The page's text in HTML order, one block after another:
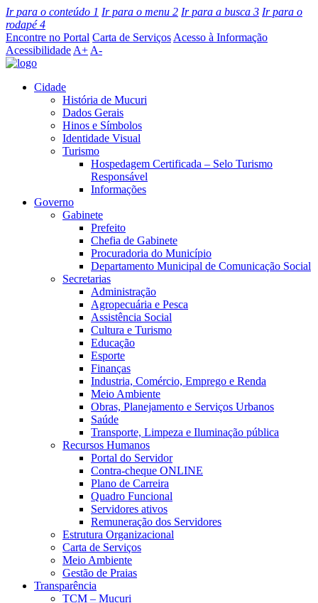
Ir para o conteúdo 1 Ir para o menu 2 Ir para a busca 3 Ir para o
rodapé4
Encontre no Portal Carta de Serviços Acesso à Informação
Acessibilidade A+ A-
Cidade
História de Mucuri
Dados Gerais
Hinos e Símbolos
Identidade Visual
Turismo
Hospedagem Certificada – Selo Turismo
Responsável
Informações
Governo
Gabinete
Prefeito
Chefia de Gabinete
Procuradoria do Município
Departamento Municipal de Comunicação Social
Secretarias
Administração
Agropecuária e Pesca
Assistência Social
Cultura e Turismo
Educação
Esporte
Finanças
Industria, Comércio, Emprego e Renda
Meio Ambiente
Obras, Planejamento e Serviços Urbanos
Saúde
Transporte, Limpeza e Iluminação pública
Recursos Humanos
Portal do Servidor
Contra-cheque ONLINE
Plano de Carreira
Quadro Funcional
Servidores ativos
Remuneração dos Servidores
Estrutura Organizacional
Carta de Serviços
Meio Ambiente
Gestão de Praias
Transparência
TCM – Mucuri